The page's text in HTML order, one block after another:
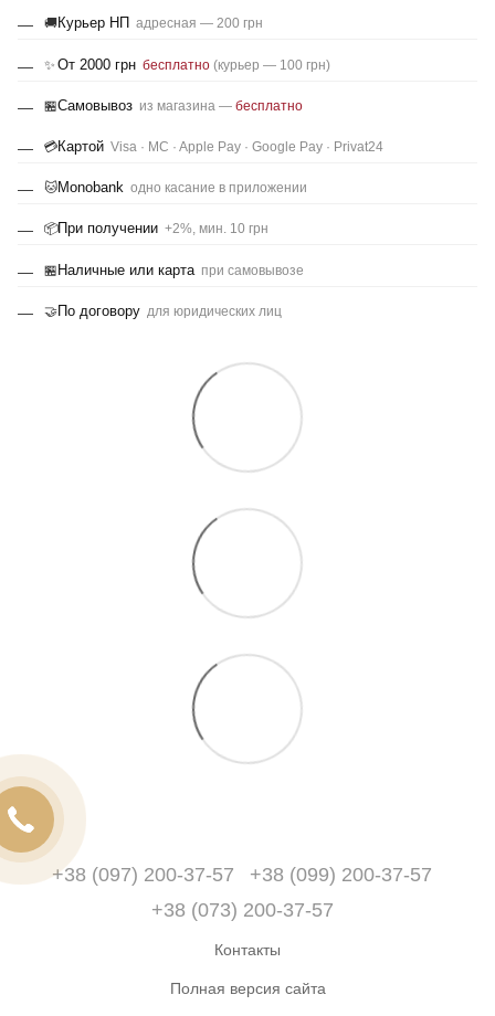
🚚Курьер НП адресная — 200 грн
✨ От 2000 грн бесплатно (курьер — 100 грн)
🏪Самовывоз из магазина — бесплатно
💳Картой Visa · MC · Apple Pay · Google Pay · Privat24
🐱Monobank одно касание в приложении
📦При получении +2%, мин. 10 грн
🏪Наличные или карта при самовывозе
🤝По договору для юридических лиц
+38 (097) 200-37-57
+38 (099) 200-37-57
+38 (073) 200-37-57
Контакты
Полная версия сайта